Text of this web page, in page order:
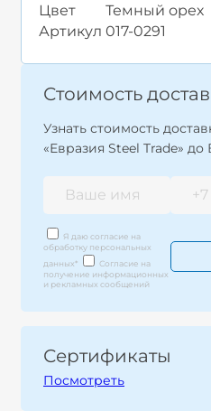
Цвет
Темный орех
Артикул 017-0291
Стоимость
Узнать стоимость
«Евразия Steel Trade»
Я даю согласие на
обработку персональных
данных*
Согласие на
получение информационных
и рекламных сообщений
Сертификаты
Посмотреть